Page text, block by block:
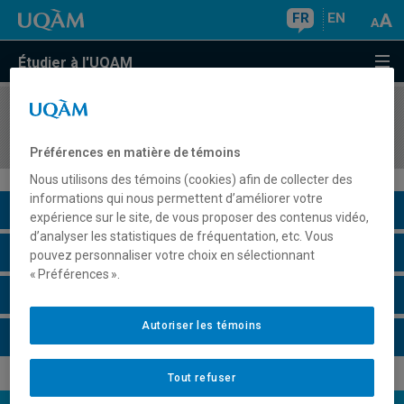
FR EN
Étudier à l'UQAM
COURS//
Description du cours
Horaire - Été 2026
Préférences en matière de témoins
Nous utilisons des témoins (cookies) afin de collecter des
informations qui nous permettent d’améliorer votre
expérience sur le site, de vous proposer des contenus vidéo,
d’analyser les statistiques de fréquentation, etc. Vous
pouvez personnaliser votre choix en sélectionnant
« Préférences ».
Tout refuser
Autoriser les témoins